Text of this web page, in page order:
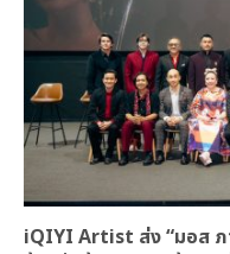
iQIYI Artist ส่ง “มอส